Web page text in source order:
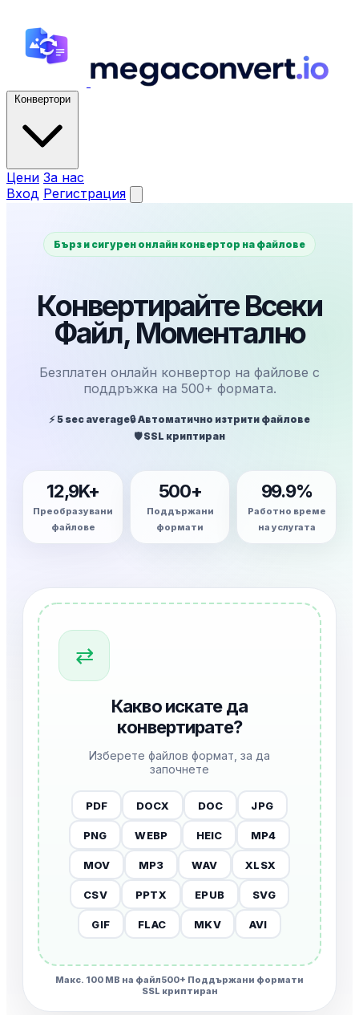
Конвертори
Цени За нас
Вход Регистрация
Бърз и сигурен онлайн конвертор на файлове
Конвертирайте Всеки
Файл, Моментално
Безплатен онлайн конвертор на файлове с
поддръжка на 500+ формата.
⚡ 5 sec average🔒 Автоматично изтрити файлове
🛡️ SSL криптиран
12,9K+
Преобразувани
файлове
500+
Поддържани
формати
99.9%
Работно време
на услугата
⇄
Какво искате да
конвертирате?
Изберете файлов формат, за да
започнете
PDF DOCX DOC JPG
PNG WEBP HEIC MP4
MOV MP3 WAV XLSX
CSV PPTX EPUB SVG
GIF FLAC MKV AVI
Макс. 100 MB на файл500+ Поддържани формати
SSL криптиран